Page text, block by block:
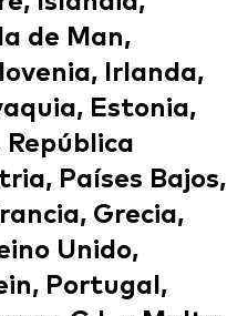
de Man,
Irlanda,
Estonia,
Países Bajos,
Grecia,
Unido,
Portugal,